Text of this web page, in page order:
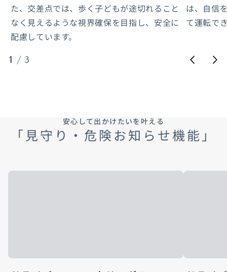
た、交差点では、歩く子どもが途切れること
なく見えるような視界確保を目指し、安全に
配慮しています。
は、自信
て運転で
1 / 3
安心して出かけたいを叶える
「見守り・危険お知らせ機能」